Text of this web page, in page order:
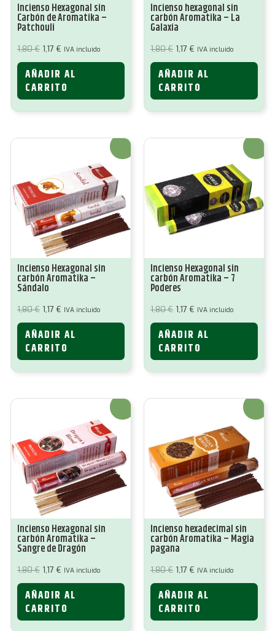
Incienso Hexagonal sin
Carbón de Aromatika –
Patchouli
1,80€ El
original
era:
1,80 €.
1,17 € El
actual
es:
1,17 €.
IVA incluido
AÑADIR AL
CARRITO
Incienso hexagonal sin
carbón Aromatika – La
Galaxía
1,80€ El
original
era:
1,80 €.
1,17 € El
actual
es:
1,17 €.
IVA incluido
AÑADIR AL
CARRITO
¡Oferta!
Incienso Hexagonal sin
carbón Aromatika –
Sándalo
1,80€ El
original
era:
1,80 €.
1,17 € El
actual
es:
1,17 €.
IVA incluido
AÑADIR AL
CARRITO
¡Oferta!
Incienso Hexagonal sin
carbón Aromatika – 7
Poderes
1,80€ El
original
era:
1,80 €.
1,17 € El
actual
es:
1,17 €.
IVA incluido
AÑADIR AL
CARRITO
¡Oferta!
Incienso Hexagonal sin
carbón Aromatika –
Sangre de Dragón
1,80€ El
original
era:
1,80 €.
1,17 € El
actual
es:
1,17 €.
IVA incluido
AÑADIR AL
CARRITO
¡Oferta!
Incienso hexadecimal sin
carbón Aromatika – Magia
pagana
1,80€ El
original
era:
1,80 €.
1,17 € El
actual
es:
1,17 €.
IVA incluido
AÑADIR AL
CARRITO